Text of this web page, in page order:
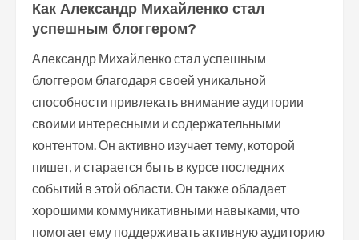
Как Александр Михайленко стал
успешным блоггером?
Александр Михайленко стал успешным
блоггером благодаря своей уникальной
способности привлекать внимание аудитории
своими интересными и содержательными
контентом. Он активно изучает тему, которой
пишет, и старается быть в курсе последних
событий в этой области. Он также обладает
хорошими коммуникативными навыками, что
помогает ему поддерживать активную аудиторию